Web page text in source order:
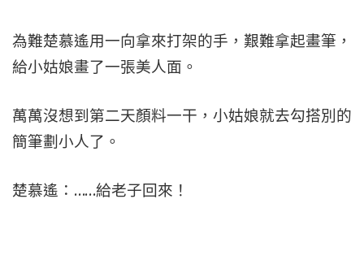
為難楚慕遙用一向拿來打架的手，艱難拿起畫筆，
給小姑娘畫了一張美人面。
萬萬沒想到第二天顏料一干，小姑娘就去勾搭別的
簡筆劃小人了。
楚慕遙：……給老子回來！